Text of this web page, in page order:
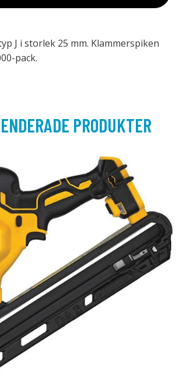
J i storlek 25 mm. Klammerspiken
pack.
PRODUKTER